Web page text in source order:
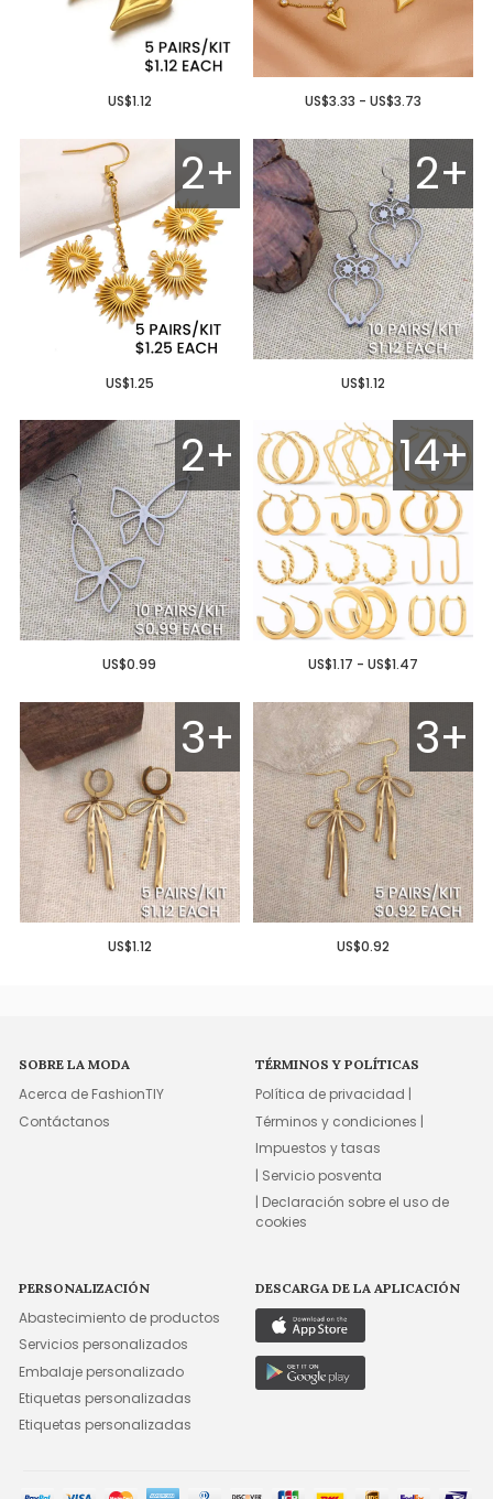
US$1.12 US$3.33 - US$3.73
2+
US$1.25
2+
US$1.12
2+
US$0.99
14+
US$1.17 - US$1.47
3+
US$1.12
3+
US$0.92
SOBRE LA MODA
Acerca de FashionTIY
Contáctanos
TÉRMINOS Y POLÍTICAS
Política de privacidad |
Términos y condiciones |
Impuestos y tasas
| Servicio posventa
| Declaración sobre el uso de
cookies
PERSONALIZACIÓN
Abastecimiento de productos
Servicios personalizados
Embalaje personalizado
Etiquetas personalizadas
Etiquetas personalizadas
DESCARGA DE LA APLICACIÓN